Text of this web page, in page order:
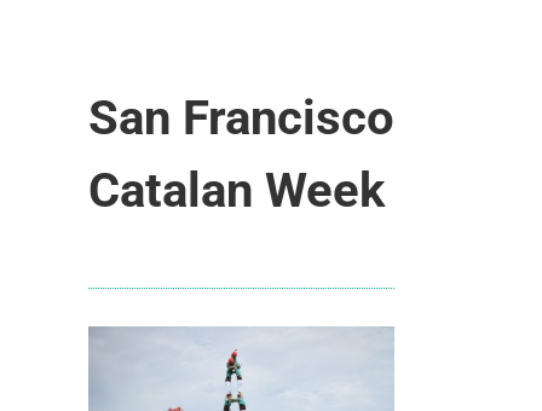
San Francisco
Catalan Week